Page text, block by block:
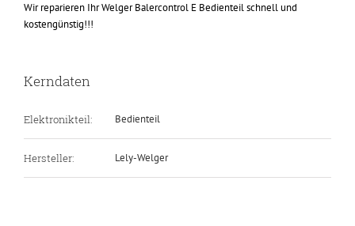
Wir reparieren Ihr Welger Balercontrol E Bedienteil schnell und
kostengünstig!!!
Kerndaten
Elektronikteil: Bedienteil
Hersteller: Lely-Welger